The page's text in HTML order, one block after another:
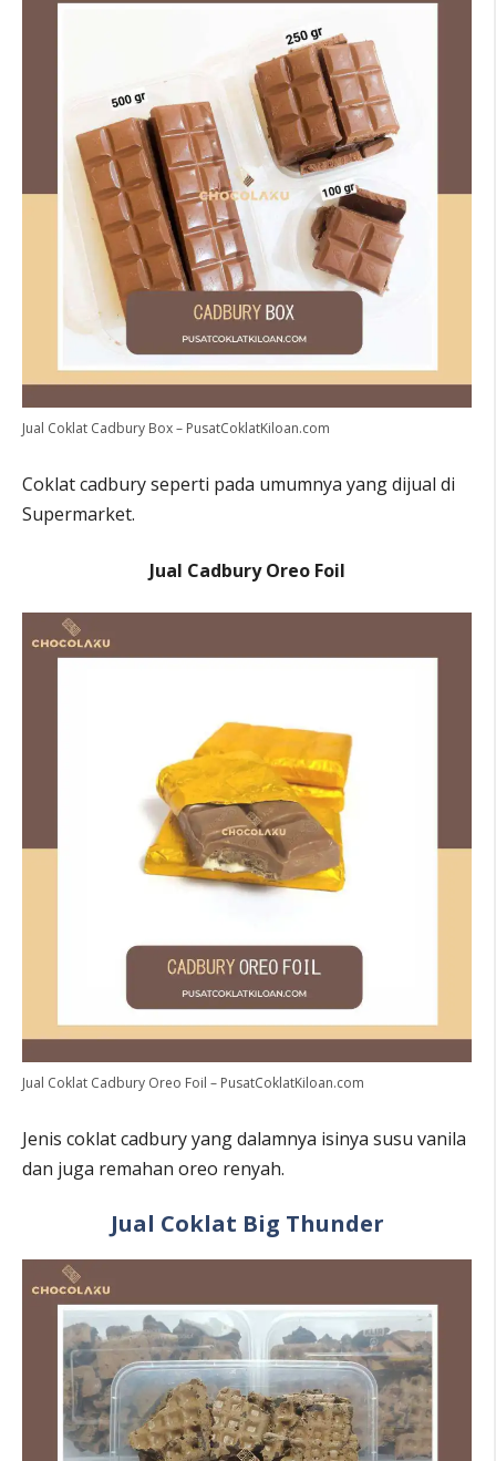
Jual Coklat Cadbury Box – PusatCoklatKiloan.com
Coklat cadbury seperti pada umumnya yang dijual di
Supermarket.
Jual Cadbury Oreo Foil
Jual Coklat Cadbury Oreo Foil – PusatCoklatKiloan.com
Jenis coklat cadbury yang dalamnya isinya susu vanila
dan juga remahan oreo renyah.
Jual Coklat Big Thunder